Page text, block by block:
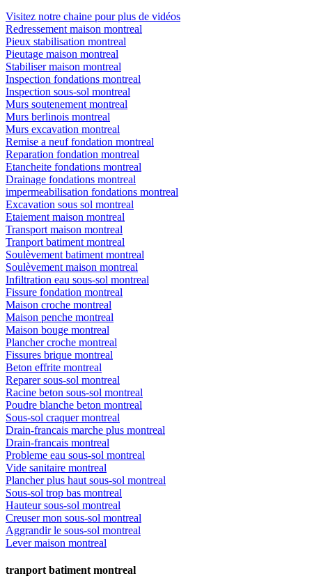
Visitez notre chaine pour plus de vidéos
Redressement maison montreal
Pieux stabilisation montreal
Pieutage maison montreal
Stabiliser maison montreal
Inspection fondations montreal
Inspection sous-sol montreal
Murs soutenement montreal
Murs berlinois montreal
Murs excavation montreal
Remise a neuf fondation montreal
Reparation fondation montreal
Etancheite fondations montreal
Drainage fondations montreal
impermeabilisation fondations montreal
Excavation sous sol montreal
Etaiement maison montreal
Transport maison montreal
Tranport batiment montreal
Soulèvement batiment montreal
Soulèvement maison montreal
Infiltration eau sous-sol montreal
Fissure fondation montreal
Maison croche montreal
Maison penche montreal
Maison bouge montreal
Plancher croche montreal
Fissures brique montreal
Beton effrite montreal
Reparer sous-sol montreal
Racine beton sous-sol montreal
Poudre blanche beton montreal
Sous-sol craquer montreal
Drain-francais marche plus montreal
Drain-francais montreal
Probleme eau sous-sol montreal
Vide sanitaire montreal
Plancher plus haut sous-sol montreal
Sous-sol trop bas montreal
Hauteur sous-sol montreal
Creuser mon sous-sol montreal
Aggrandir le sous-sol montreal
Lever maison montreal
tranport batiment montreal